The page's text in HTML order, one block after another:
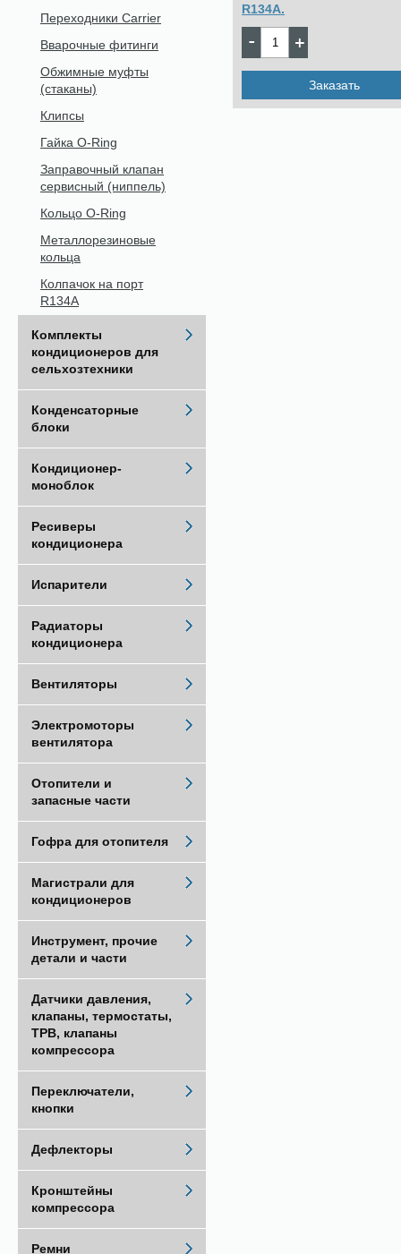
R134A.
Цена:448
Заказать
Переходники Carrier
Вварочные фитинги
Обжимные муфты
(стаканы)
Клипсы
Гайка O-Ring
Заправочный клапан
сервисный (ниппель)
Кольцо O-Ring
Металлорезиновые
кольца
Колпачок на порт
R134A
Комплекты
кондиционеров для
сельхозтехники
Конденсаторные
блоки
Кондиционер-
моноблок
Ресиверы
кондиционера
Испарители
Радиаторы
кондиционера
Вентиляторы
Электромоторы
вентилятора
Отопители и
запасные части
Гофра для отопителя
Магистрали для
кондиционеров
Инструмент, прочие
детали и части
Датчики давления,
клапаны, термостаты,
ТРВ, клапаны
компрессора
Переключатели,
кнопки
Дефлекторы
Кронштейны
компрессора
Ремни